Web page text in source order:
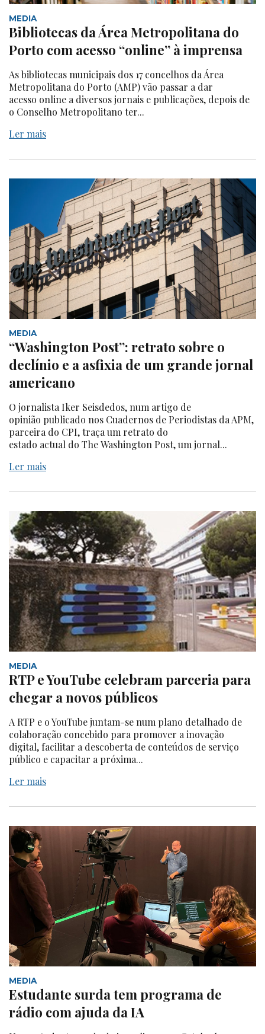
MEDIA
Bibliotecas da Área Metropolitana do
Porto com acesso “online” à imprensa
As bibliotecas municipais dos 17 concelhos da Área
Metropolitana do Porto (AMP) vão passar a dar
acesso online a diversos jornais e publicações, depois de
o Conselho Metropolitano ter...
Ler mais
MEDIA
“Washington Post”: retrato sobre o
declínio e a asfixia de um grande jornal
americano
O jornalista Iker Seisdedos, num artigo de
opinião publicado nos Cuadernos de Periodistas da APM,
parceira do CPI, traça um retrato do
estado actual do The Washington Post, um jornal...
Ler mais
MEDIA
RTP e YouTube celebram parceria para
chegar a novos públicos
A RTP e o YouTube juntam-se num plano detalhado de
colaboração concebido para promover a inovação
digital, facilitar a descoberta de conteúdos de serviço
público e capacitar a próxima...
Ler mais
MEDIA
Estudante surda tem programa de
rádio com ajuda da IA